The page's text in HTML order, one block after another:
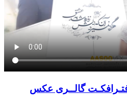
گالــری عکس